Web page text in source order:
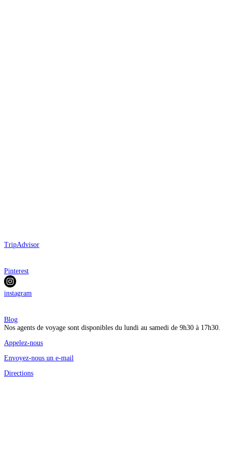
TripAdvisor
Pinterest
instagram
Blog
Nos agents de voyage sont disponibles du lundi au samedi de 9h30 à 17h30.
Appelez-nous
Envoyez-nous un e-mail
Directions